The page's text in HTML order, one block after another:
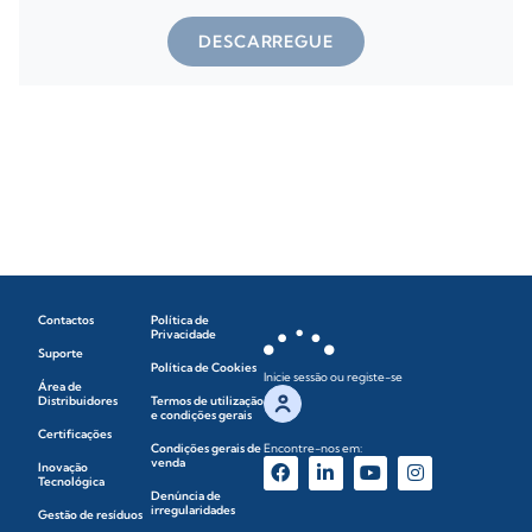
DESCARREGUE
Contactos
Suporte
Área de
Distribuidores
Certificações
Inovação
Tecnológica
Gestão de resíduos
Política de
Privacidade
Política de Cookies
Termos de utilização
e condições gerais
Condições gerais de
venda
Denúncia de
irregularidades
Inicie sessão ou registe-se
Encontre-nos em: